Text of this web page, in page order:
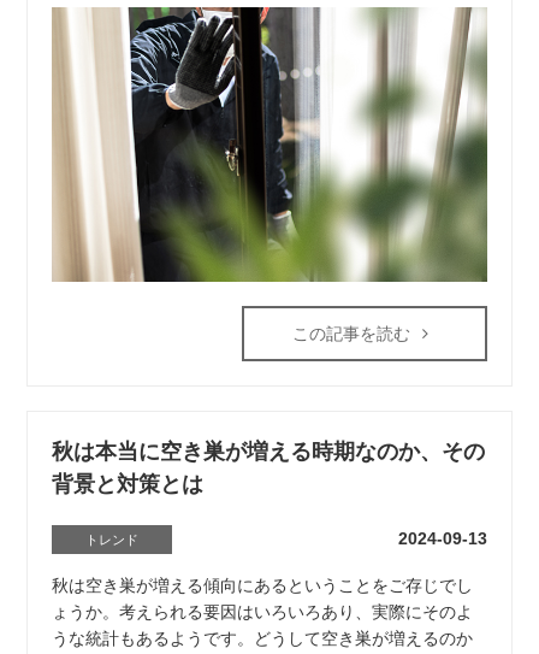
この記事を読む
秋は本当に空き巣が増える時期なのか、その
背景と対策とは
トレンド 2024-09-13
秋は空き巣が増える傾向にあるということをご存じでし
ょうか。考えられる要因はいろいろあり、実際にそのよ
うな統計もあるようです。どうして空き巣が増えるのか